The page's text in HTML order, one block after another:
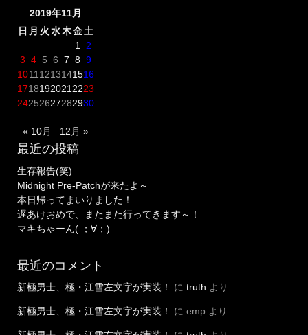
ぞ
ー！”
2019年11月
日 月 火水木金土
1
2
3 4 5 6 7 8 9
1011 1213141516
1718192021 2223
24252627282930
« 10月 12月 »
最近の投稿
生存報告(笑)
Midnight Pre-Patchが来たよ～
本日帰ってまいりました！
遅あけおめで、またまた行ってきます～！
マキちゃーん( ；∀；)
最近のコメント
新極男士、極・江雪左文字が実装！ に truth より
新極男士、極・江雪左文字が実装！ に emp より